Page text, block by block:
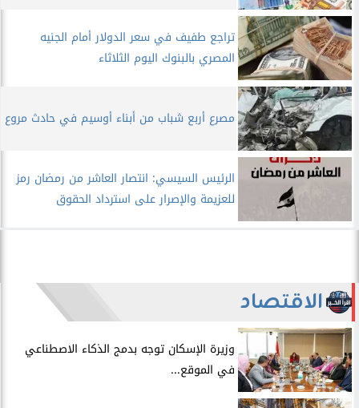
تراجع طفيف في سعر الدولار أمام الجنيه
المصري بالبنوك اليوم الثلاثاء
مصرع أربع شباب من أبناء أوسيم في حادث مروع
الرئيس السيسي: انتصار العاشر من رمضان رمز
للعزيمة والإصرار على استرداد الحقوق
الاقتصاد
​وزيرة الإسكان توجه بدمج الذكاء الاصطناعي
في الموقع...